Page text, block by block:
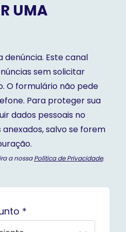
UMA
denúncia. Este canal
sem solicitar
O formulário não pede
Para proteger sua
dados pessoais no
salvo se forem
a nossaPolítica de Privacidade.
*